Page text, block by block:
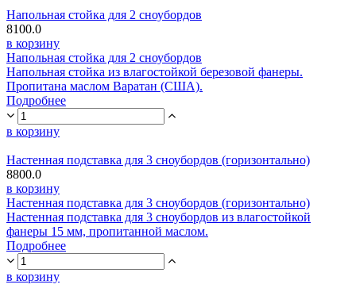
Напольная стойка для 2 сноубордов
8100.0
в корзину
Напольная стойка для 2 сноубордов
Напольная стойка из влагостойкой березовой фанеры.
Пропитана маслом Варатан (США).
Подробнее
в корзину
Настенная подставка для 3 сноубордов (горизонтально)
8800.0
в корзину
Настенная подставка для 3 сноубордов (горизонтально)
Настенная подставка для 3 сноубордов из влагостойкой
фанеры 15 мм, пропитанной маслом.
Подробнее
в корзину